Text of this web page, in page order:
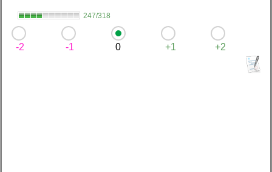
247/318
-2 -1 0 +1 +2